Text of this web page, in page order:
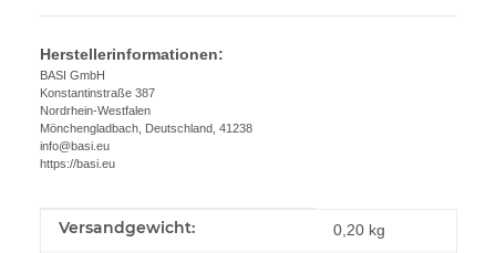
Herstellerinformationen:
BASI GmbH
Konstantinstraße 387
Nordrhein-Westfalen
Mönchengladbach, Deutschland, 41238
info@basi.eu
https://basi.eu
Produkteigenschaft
Wert
Versandgewicht: 0,20 kg